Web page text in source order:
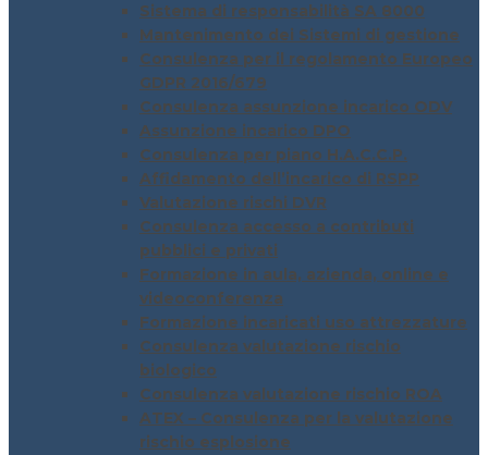
Sistema di responsabilità SA 8000
Mantenimento dei Sistemi di gestione
Consulenza per il regolamento Europeo
GDPR 2016/679
Consulenza assunzione incarico ODV
Assunzione incarico DPO
Consulenza per piano H.A.C.C.P.
Affidamento dell’incarico di RSPP
Valutazione rischi DVR
Consulenza accesso a contributi
pubblici e privati
Formazione in aula, azienda, online e
videoconferenza
Formazione incaricati uso attrezzature
Consulenza valutazione rischio
biologico
Consulenza valutazione rischio ROA
ATEX – Consulenza per la valutazione
rischio esplosione